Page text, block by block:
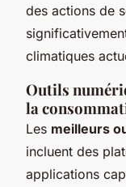
des actions de
climatiques
Outils
la
Les meilleurs
incluent des
applications